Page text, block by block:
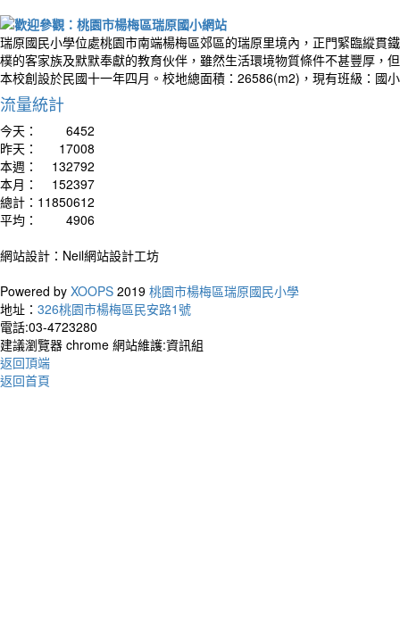
瑞原國民小學位處桃園市南端楊梅區郊區的瑞原里境內，正門緊臨縱貫
樸的客家族及默默奉獻的教育伙伴，雖然生活環境物質條件不甚豐厚，
本校創設於民國十一年四月。校地總面積：26586(m2)，現有班級：國
流量統計
今天：
6452
昨天：
17008
本週：
132792
本月：
152397
總計： 11850612
平均：
4906
網站設計：Neil網站設計工坊
Powered by XOOPS 2019 桃園市楊梅區瑞原國民小學
地址： 326桃園市楊梅區民安路1號
電話:03-4723280
建議瀏覽器 chrome 網站維護:資訊組
返回頂端
返回首頁